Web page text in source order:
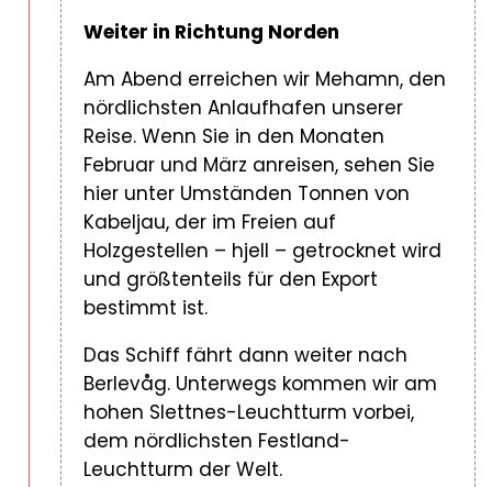
Weiter in Richtung Norden
Am Abend erreichen wir Mehamn, den
nördlichsten Anlaufhafen unserer
Reise. Wenn Sie in den Monaten
Februar und März anreisen, sehen Sie
hier unter Umständen Tonnen von
Kabeljau, der im Freien auf
Holzgestellen – hjell – getrocknet wird
und größtenteils für den Export
bestimmt ist.
Das Schiff fährt dann weiter nach
Berlevåg. Unterwegs kommen wir am
hohen Slettnes-Leuchtturm vorbei,
dem nördlichsten Festland-
Leuchtturm der Welt.